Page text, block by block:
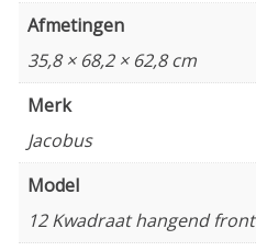
Afmetingen
35,8 × 68,2 × 62,8 cm
Merk
Jacobus
Model
12 Kwadraat hangend front